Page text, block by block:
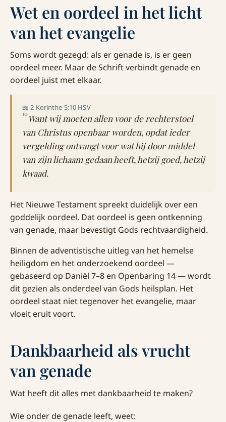
Wet en oordeel in het licht
van het evangelie
Soms wordt gezegd: als er genade is, is er geen
oordeel meer. Maar de Schrift verbindt genade en
oordeel juist met elkaar.
📖 2 Korinthe 5:10 HSV
10 Want wij moeten allen voor de rechterstoel
van Christus openbaar worden, opdat ieder
vergelding ontvangt voor wat hij door middel
van zijn lichaam gedaan heeft, hetzij goed, hetzij
kwaad.
Het Nieuwe Testament spreekt duidelijk over een
goddelijk oordeel. Dat oordeel is geen ontkenning
van genade, maar bevestigt Gods rechtvaardigheid.
Binnen de adventistische uitleg van het hemelse
heiligdom en het onderzoekend oordeel —
gebaseerd op Daniël 7–8 en Openbaring 14 — wordt
dit gezien als onderdeel van Gods heilsplan. Het
oordeel staat niet tegenover het evangelie, maar
vloeit eruit voort.
Dankbaarheid als vrucht
van genade
Wat heeft dit alles met dankbaarheid te maken?
Wie onder de genade leeft, weet: